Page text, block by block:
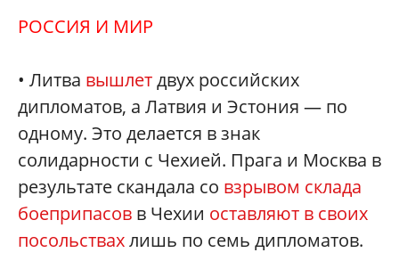
РОССИЯ И МИР
• Литва вышлетдвух российских
дипломатов, а Латвия и Эстония — по
одному. Это делается в знак
солидарности с Чехией. Прага и Москва в
результате скандала со взрывом склада
боеприпасов в Чехии оставляют в своих
посольствахлишь по семь дипломатов.